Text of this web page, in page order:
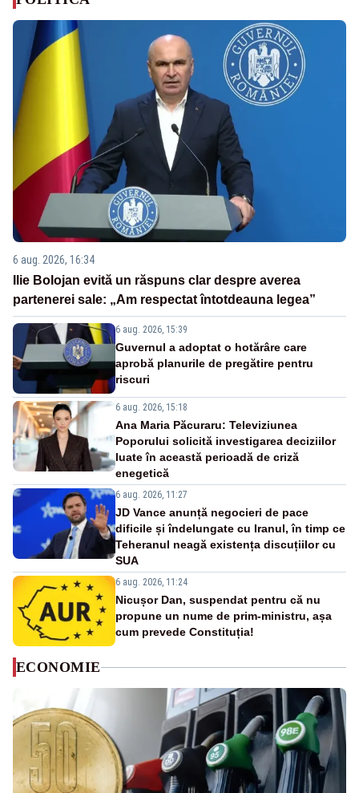
6 aug. 2026, 16:34
Ilie Bolojan evită un răspuns clar despre averea
partenerei sale: „Am respectat întotdeauna legea”
6 aug. 2026, 15:39
Guvernul a adoptat o hotărâre care
aprobă planurile de pregătire pentru
riscuri
6 aug. 2026, 15:18
Ana Maria Păcuraru: Televiziunea
Poporului solicită investigarea deciziilor
luate în această perioadă de criză
enegetică
6 aug. 2026, 11:27
JD Vance anunță negocieri de pace
dificile și îndelungate cu Iranul, în timp ce
Teheranul neagă existența discuțiilor cu
SUA
6 aug. 2026, 11:24
Nicușor Dan, suspendat pentru că nu
propune un nume de prim-ministru, așa
cum prevede Constituția!
ECONOMIE